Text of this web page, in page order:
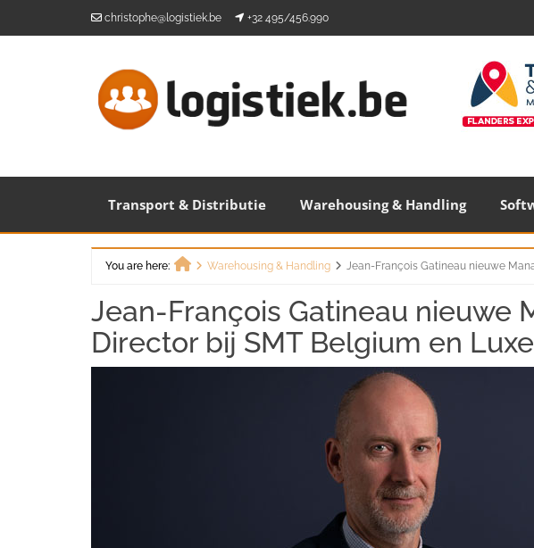
christophe@logistiek.be +32 495/456.990
Transport & Distributie Warehousing & Handling
You are here:
Warehousing & Handling Jean-François Gatineau nieuwe
Jean-François Gatineau nieuwe
Director bij SMT Belgium en